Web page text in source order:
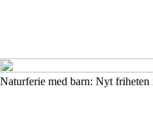
Naturferie med barn: Nyt friheten